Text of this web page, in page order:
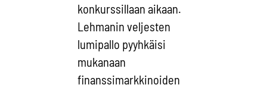
konkurssillaan aikaan.
Lehmanin veljesten
lumipallo pyyhkäisi
mukanaan
finanssimarkkinoiden